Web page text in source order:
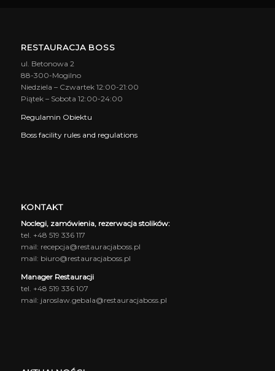
RESTAURACJA BOSS
ul. Betonowa 2
88-300-Mogilno
Niedziela – Czwartek 12:00-21:00
Piątek – Sobota 12:00-24:00
Regulamin Obiektu
Boss facility rules and regulations
KONTAKT
Noclegi, zamówienia, rezerwacja stolików:
tel. +48 519 336 117
mail: recepcja@restauracjaboss.pl
mail: biuro@restauracjaboss.pl
Manager Restauracji
tel. +48 519 336 107
mail: jaroslaw.gebala@restauracjaboss.pl